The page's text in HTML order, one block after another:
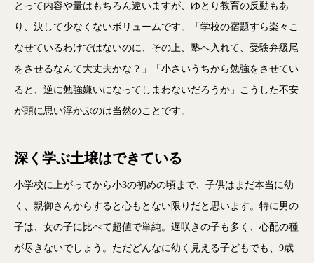
とって内容や量はもちろん違いますが、ゆとり教育の反動もあ
り、決して少なくないボリュームです。「学校の宿題すら楽々こ
なせているわけではないのに、その上、塾へ入れて、受験弁級尾
をさせるなんて大丈夫かな？」「小さいうちから勉強をさせてい
ると、逆に勉強嫌いになってしまわないだろうか」こうした不安
が頭に思い浮かぶのは当然のことです。
深く学ぶ土壌はできている
小学校に上がってから小3の初めの頃まで、子供はまだ本当に幼
く、親御さんからすると心もとない限りだと思います。特に男の
子は、女の子に比べて超値で単純。遅咲きの子も多く、心配の種
が尽きないでしょう。ただどんなに幼く見える子どもでも、9歳